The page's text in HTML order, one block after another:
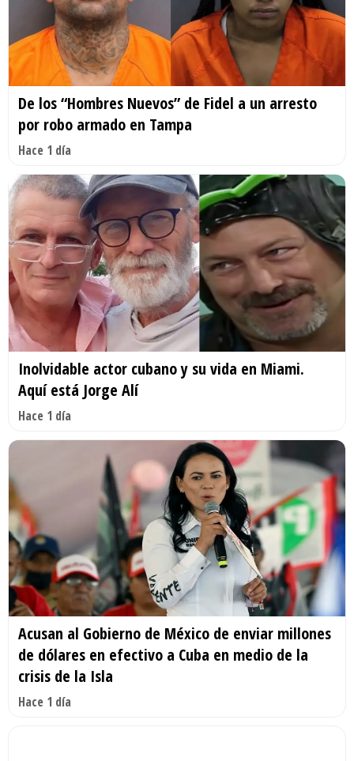
De los “Hombres Nuevos” de Fidel a un arresto
por robo armado en Tampa
Hace 1 día
Inolvidable actor cubano y su vida en Miami.
Aquí está Jorge Alí
Hace 1 día
Acusan al Gobierno de México de enviar millones
de dólares en efectivo a Cuba en medio de la
crisis de la Isla
Hace 1 día